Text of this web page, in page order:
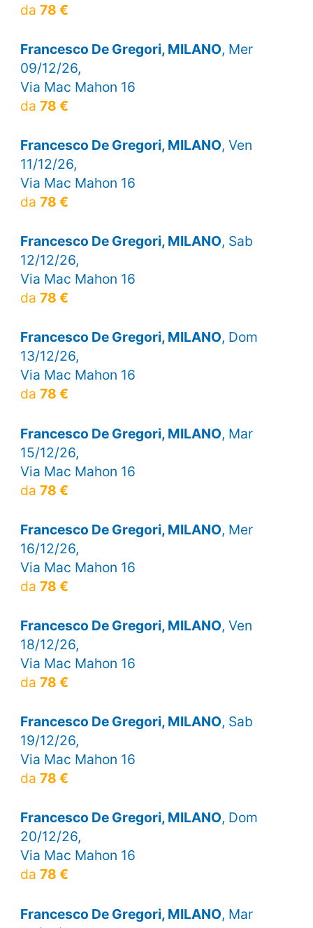
da 78 €
Francesco De Gregori, MILANO, Mer
09/12/26,
Via Mac Mahon 16
da 78 €
Francesco De Gregori, MILANO, Ven
11/12/26,
Via Mac Mahon 16
da 78 €
Francesco De Gregori, MILANO, Sab
12/12/26,
Via Mac Mahon 16
da 78 €
Francesco De Gregori, MILANO, Dom
13/12/26,
Via Mac Mahon 16
da 78 €
Francesco De Gregori, MILANO, Mar
15/12/26,
Via Mac Mahon 16
da 78 €
Francesco De Gregori, MILANO, Mer
16/12/26,
Via Mac Mahon 16
da 78 €
Francesco De Gregori, MILANO, Ven
18/12/26,
Via Mac Mahon 16
da 78 €
Francesco De Gregori, MILANO, Sab
19/12/26,
Via Mac Mahon 16
da 78 €
Francesco De Gregori, MILANO, Dom
20/12/26,
Via Mac Mahon 16
da 78 €
Francesco De Gregori, MILANO, Mar